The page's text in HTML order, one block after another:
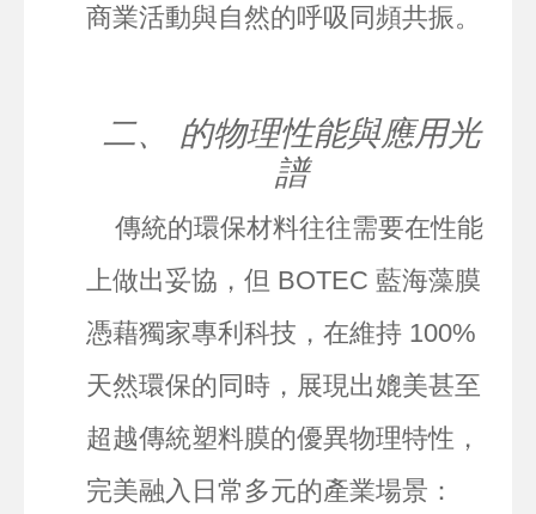
商業活動與自然的呼吸同頻共振。
二、 的物理性能與應用光
譜
傳統的環保材料往往需要在性能
上做出妥協，但 BOTEC 藍海藻膜
憑藉獨家專利科技，在維持 100%
天然環保的同時，展現出媲美甚至
超越傳統塑料膜的優異物理特性，
完美融入日常多元的產業場景：